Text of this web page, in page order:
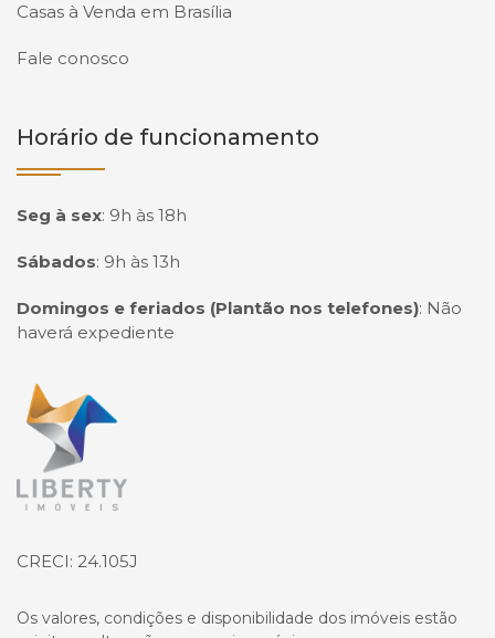
Casas à Venda em Brasília
Fale conosco
Horário de funcionamento
Seg à sex: 9h às 18h
Sábados: 9h às 13h
Domingos e feriados (Plantão nos telefones): Não
haverá expediente
Página inicial
CRECI: 24.105J
Os valores, condições e disponibilidade dos imóveis estão